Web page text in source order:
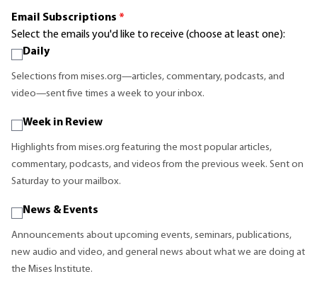
Email Subscriptions *
Select the emails you'd like to receive (choose at least one):
Daily
Selections from mises.org—articles, commentary, podcasts, and
video—sent five times a week to your inbox.
Week in Review
Highlights from mises.org featuring the most popular articles,
commentary, podcasts, and videos from the previous week. Sent on
Saturday to your mailbox.
News & Events
Announcements about upcoming events, seminars, publications,
new audio and video, and general news about what we are doing at
the Mises Institute.